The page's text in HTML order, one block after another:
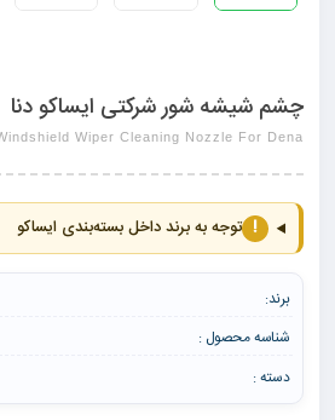
چشم شیشه شور شرکتی ایساکو دنا
Wiper Cleaning Nozzle For Dena
! توجه به برند داخل بسته‌بندی ایساکو
برند:
شناسه محصول :
دسته :